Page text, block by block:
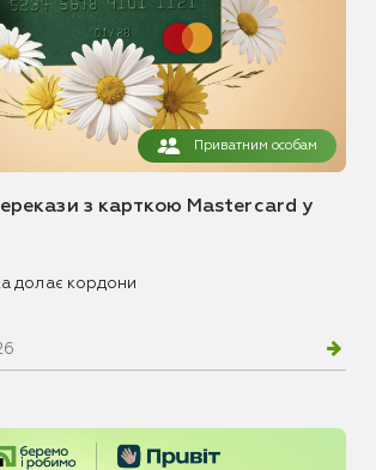
Приватним особам
з карткою Mastercard у
долає кордони